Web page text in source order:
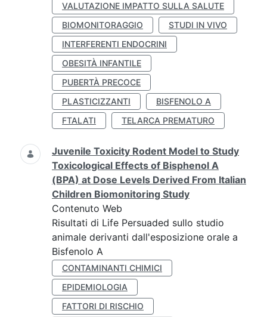
VALUTAZIONE IMPATTO SULLA SALUTE
BIOMONITORAGGIO
STUDI IN VIVO
INTERFERENTI ENDOCRINI
OBESITÀ INFANTILE
PUBERTÀ PRECOCE
PLASTICIZZANTI
BISFENOLO A
FTALATI
TELARCA PREMATURO
Juvenile Toxicity Rodent Model to Study
Toxicological Effects of Bisphenol A
(BPA) at Dose Levels Derived From Italian
Children Biomonitoring Study
Contenuto Web
Risultati di Life Persuaded sullo studio
animale derivanti dall'esposizione orale a
Bisfenolo A
CONTAMINANTI CHIMICI
EPIDEMIOLOGIA
FATTORI DI RISCHIO